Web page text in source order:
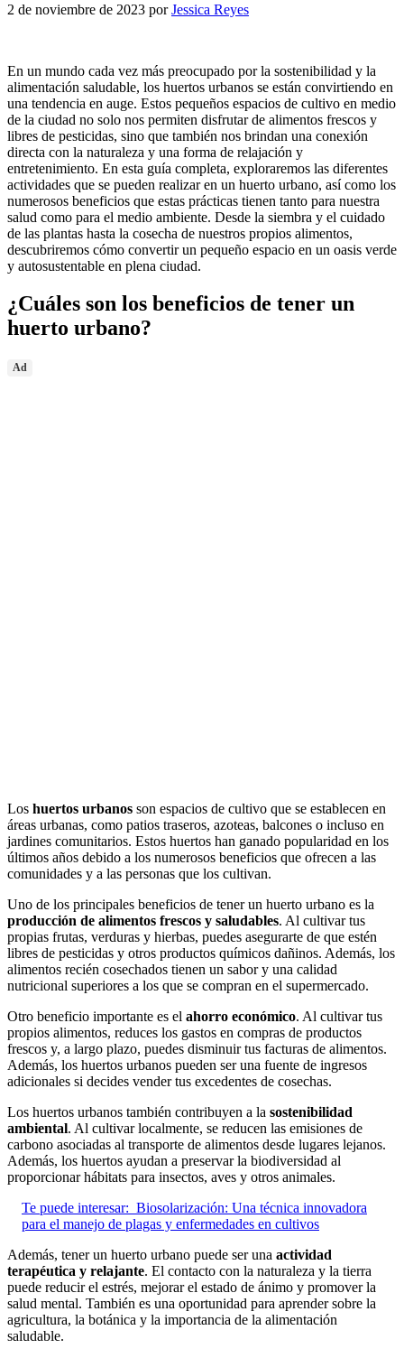
2 de noviembre de 2023 porJessica Reyes
En un mundo cada vez más preocupado por la sostenibilidad y la
alimentación saludable, los huertos urbanos se están convirtiendo en
una tendencia en auge. Estos pequeños espacios de cultivo en medio
de la ciudad no solo nos permiten disfrutar de alimentos frescos y
libres de pesticidas, sino que también nos brindan una conexión
directa con la naturaleza y una forma de relajación y
entretenimiento. En esta guía completa, exploraremos las diferentes
actividades que se pueden realizar en un huerto urbano, así como los
numerosos beneficios que estas prácticas tienen tanto para nuestra
salud como para el medio ambiente. Desde la siembra y el cuidado
de las plantas hasta la cosecha de nuestros propios alimentos,
descubriremos cómo convertir un pequeño espacio en un oasis verde
y autosustentable en plena ciudad.
¿Cuáles son los beneficios de tener un
huerto urbano?
Ad
Los huertos urbanos son espacios de cultivo que se establecen en
áreas urbanas, como patios traseros, azoteas, balcones o incluso en
jardines comunitarios. Estos huertos han ganado popularidad en los
últimos años debido a los numerosos beneficios que ofrecen a las
comunidades y a las personas que los cultivan.
Uno de los principales beneficios de tener un huerto urbano es la
producción de alimentos frescos y saludables. Al cultivar tus
propias frutas, verduras y hierbas, puedes asegurarte de que estén
libres de pesticidas y otros productos químicos dañinos. Además, los
alimentos recién cosechados tienen un sabor y una calidad
nutricional superiores a los que se compran en el supermercado.
Otro beneficio importante es el ahorro económico. Al cultivar tus
propios alimentos, reduces los gastos en compras de productos
frescos y, a largo plazo, puedes disminuir tus facturas de alimentos.
Además, los huertos urbanos pueden ser una fuente de ingresos
adicionales si decides vender tus excedentes de cosechas.
Los huertos urbanos también contribuyen a la sostenibilidad
ambiental. Al cultivar localmente, se reducen las emisiones de
carbono asociadas al transporte de alimentos desde lugares lejanos.
Además, los huertos ayudan a preservar la biodiversidad al
proporcionar hábitats para insectos, aves y otros animales.
Te puede interesar: Biosolarización: Una técnica innovadora
para el manejo de plagas y enfermedades en cultivos
Además, tener un huerto urbano puede ser una actividad
terapéutica y relajante. El contacto con la naturaleza y la tierra
puede reducir el estrés, mejorar el estado de ánimo y promover la
salud mental. También es una oportunidad para aprender sobre la
agricultura, la botánica y la importancia de la alimentación
saludable.